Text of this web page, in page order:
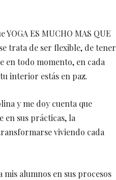
ES MUCHO MAS QUE
trata de ser flexible, de tener
en todo momento, en cada
interior estás en paz.
y me doy cuenta que
sus prácticas, la
viviendo cada
alumnos en sus procesos